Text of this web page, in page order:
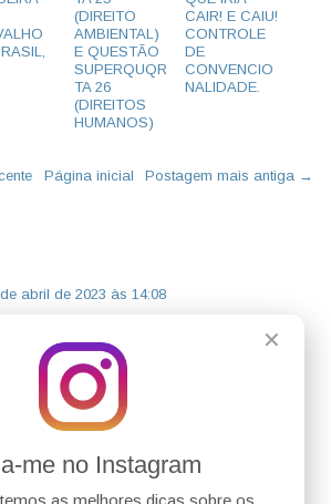
✕
me no Instagram
as melhores dicas sobre os
(DIREITO
AMBIENTAL)
E QUESTÃO
SUPERQUQR
TA 26
(DIREITOS
HUMANOS)
CAIR! E CAIU!
CONTROLE
DE
CONVENCIO
NALIDADE.
Postagem mais antiga →
Página inicial
abril de 2023 às 14:08
a inclusão do art. 312-B ao CTB em
12.071/2020, consagrando que não se
44, do CP em caso de homicídio/lesão
se o agente conduz o veículo sob a